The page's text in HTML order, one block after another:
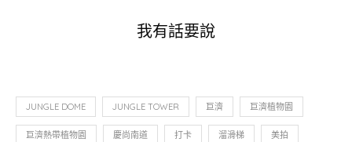
我有話要說
JUNGLE DOME JUNGLE TOWER 巨濟 巨濟植物園
巨濟熱帶植物園 慶尚南道 打卡 溜滑梯 美拍